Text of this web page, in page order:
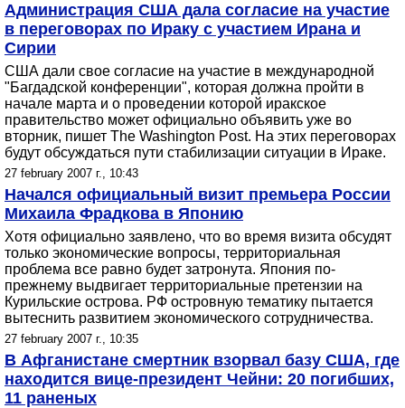
Администрация США дала согласие на участие
в переговорах по Ираку с участием Ирана и
Сирии
США дали свое согласие на участие в международной
"Багдадской конференции", которая должна пройти в
начале марта и о проведении которой иракское
правительство может официально объявить уже во
вторник, пишет The Washington Post. На этих переговорах
будут обсуждаться пути стабилизации ситуации в Ираке.
27 february 2007 г., 10:43
Начался официальный визит премьера России
Михаила Фрадкова в Японию
Хотя официально заявлено, что во время визита обсудят
только экономические вопросы, территориальная
проблема все равно будет затронута. Япония по-
прежнему выдвигает территориальные претензии на
Курильские острова. РФ островную тематику пытается
вытеснить развитием экономического сотрудничества.
27 february 2007 г., 10:35
В Афганистане смертник взорвал базу США, где
находится вице-президент Чейни: 20 погибших,
11 раненых